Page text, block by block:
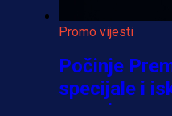
Promo vijesti
Počinje
specijale i